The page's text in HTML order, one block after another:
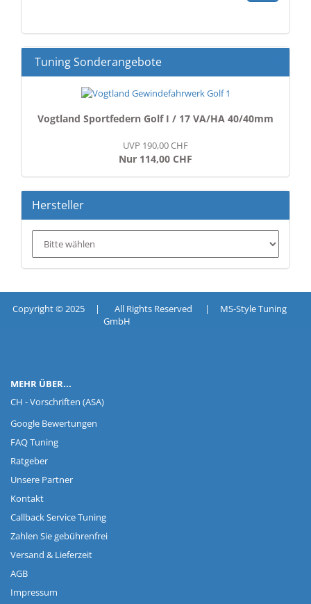
EIN.
Tuning Sonderangebote
Vogtland Sportfedern Golf I / 17 VA/HA 40/40mm
UVP 190,00 CHF
Nur 114,00 CHF
Hersteller
Copyright © 2025 | All Rights Reserved | MS-Style Tuning
GmbH
MEHR ÜBER...
CH - Vorschriften (ASA)
Google Bewertungen
FAQ Tuning
Ratgeber
Unsere Partner
Kontakt
Callback Service Tuning
Zahlen Sie gebührenfrei
Versand & Lieferzeit
AGB
Impressum